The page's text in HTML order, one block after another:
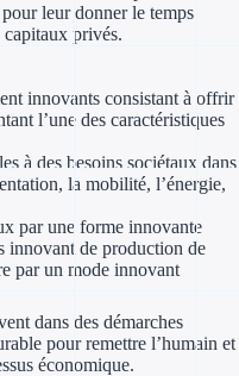
Aides par
Aides
Tous les
Solutions MAPi
Trouvez des idées de
leur donner le temps
capitaux privés.
innovants consistant à offrir
l’une des caractéristiques
à des besoins sociétaux dans
la mobilité, l’énergie,
par une forme innovante
innovant de production de
par un mode innovant
dans des démarches
pour remettre l’humain et
économique.